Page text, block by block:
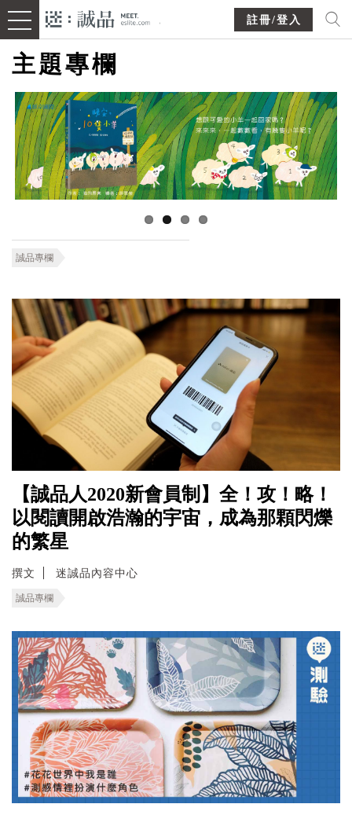
註冊/登入
主題專欄
誠品專欄
【誠品人2020新會員制】全！攻！略！
以閱讀開啟浩瀚的宇宙，成為那顆閃爍
的繁星
撰文 迷誠品內容中心
誠品專欄